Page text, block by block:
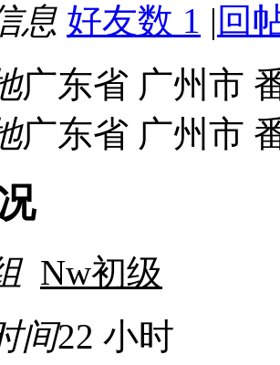
息 好友数 1 | 回
广东省 广州市
广东省 广州市
Nw初级
间22 小时